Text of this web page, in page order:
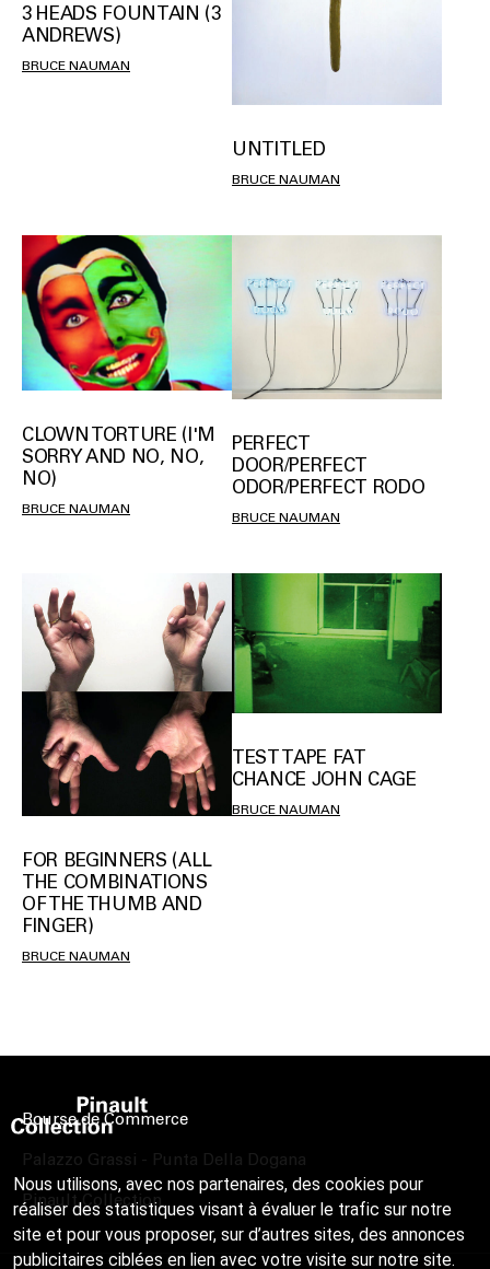
3 HEADS FOUNTAIN (3
ANDREWS)
BRUCE NAUMAN
UNTITLED
BRUCE NAUMAN
CLOWN TORTURE (I'M
SORRY AND NO, NO,
NO)
BRUCE NAUMAN
PERFECT
DOOR/PERFECT
ODOR/PERFECT RODO
BRUCE NAUMAN
FOR BEGINNERS (ALL
THE COMBINATIONS
OF THE THUMB AND
FINGER)
BRUCE NAUMAN
TEST TAPE FAT
CHANCE JOHN CAGE
BRUCE NAUMAN
Bourse de Commerce
Palazzo Grassi - Punta Della Dogana
Pinault Collection
Nous utilisons, avec nos partenaires, des cookies pour
réaliser des statistiques visant à évaluer le trafic sur notre
site et pour vous proposer, sur d’autres sites, des annonces
publicitaires ciblées en lien avec votre visite sur notre site.